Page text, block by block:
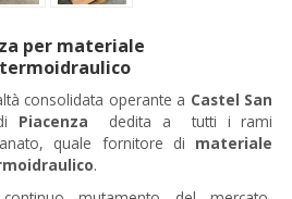
per materiale
consolidata operante a Castel San
Piacenza dedita a tutti i rami
quale fornitore di materiale
.